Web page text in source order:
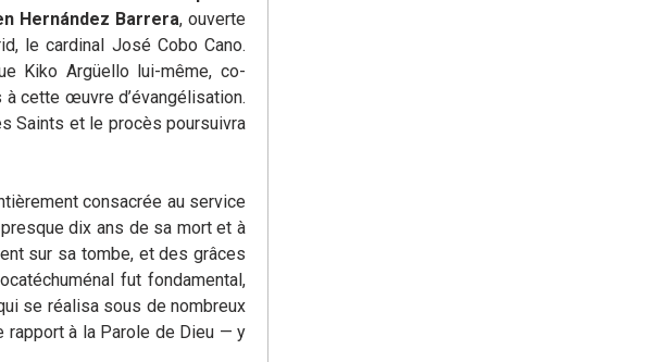
Hernández Barrera, ouverte
le cardinal José Cobo Cano.
Kiko Argüello lui-même, co-
à cette œuvre d’évangélisation.
Saints et le procès poursuivra
consacrée au service
dix ans de sa mort et à
sur sa tombe, et des grâces
fut fondamental,
se réalisa sous de nombreux
rapport à la Parole de Dieu — y